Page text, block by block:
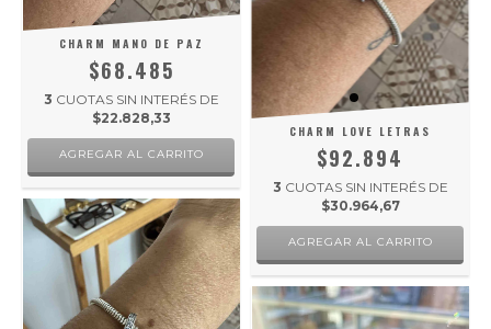
CHARM MANO DE PAZ
$68.485
3 CUOTAS SIN INTERÉS DE
$22.828,33
AGREGAR AL CARRITO
CHARM LOVE LETRAS
$92.894
3 CUOTAS SIN INTERÉS DE
$30.964,67
AGREGAR AL CARRITO